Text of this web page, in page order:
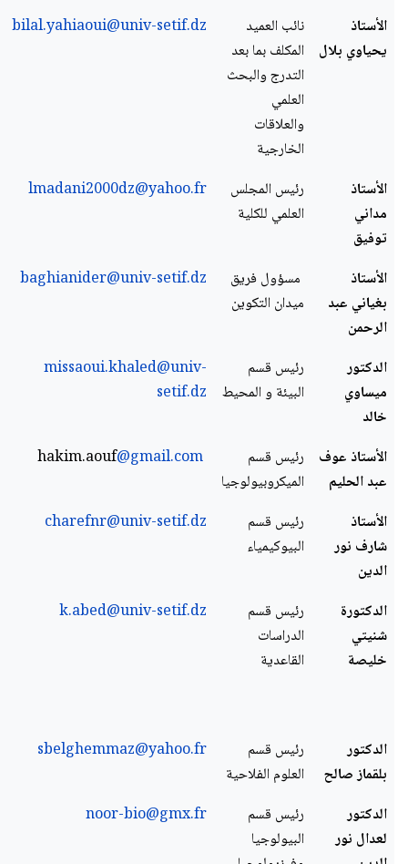
الأستاذ
يحياوي بلال
نائب العميد
المكلف بما بعد
التدرج والبحث
العلمي
والعلاقات
الخارجية
bilal.yahiaoui@univ-setif.dz
الأستاذ
مداني
توفيق
رئيس المجلس
العلمي للكلية
lmadani2000dz@yahoo.fr
الأستاذ
بغياني عبد
الرحمن
مسؤول فريق
ميدان التكوين
baghianider@univ-setif.dz
الدكتور
ميساوي
خالد
رئيس قسم
البيئة و المحيط
missaoui.khaled@univ-
setif.dz
الأستاذ عوف
عبد الحليم
رئيس قسم
الميكروبيولوجيا
@gmail.com
الأستاذ
شارف نور
الدين
رئيس قسم
البيوكيمياء
charefnr@univ-setif.dz
الدكتورة
شنيتي
خليصة
رئيس قسم
الدراسات
القاعدية
k.abed@univ-setif.dz
الدكتور
بلقماز صالح
رئيس قسم
العلوم الفلاحية
sbelghemmaz@yahoo.fr
الدكتور
لعدال نور
رئيس قسم
البيولوجيا
noor-bio@gmx.fr